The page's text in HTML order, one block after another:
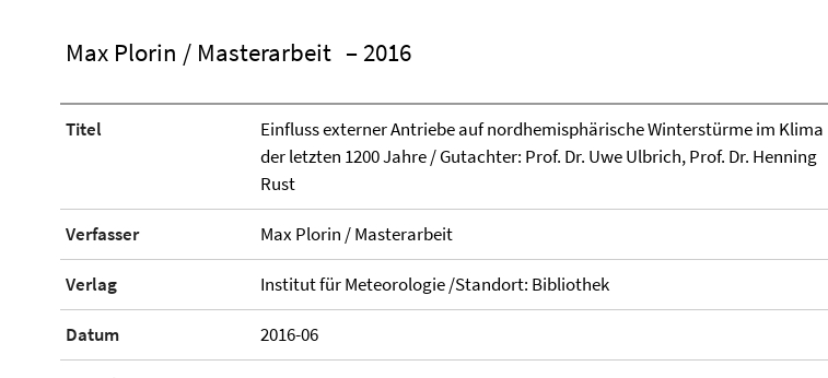
Max Plorin / Masterarbeit – 2016
Titel
Einfluss externer Antriebe auf nordhemisphärische Winterstürme im Klima
der letzten 1200 Jahre / Gutachter: Prof. Dr. Uwe Ulbrich, Prof. Dr. Henning
Rust
Verfasser Max Plorin / Masterarbeit
Verlag Institut für Meteorologie /Standort: Bibliothek
Datum 2016-06